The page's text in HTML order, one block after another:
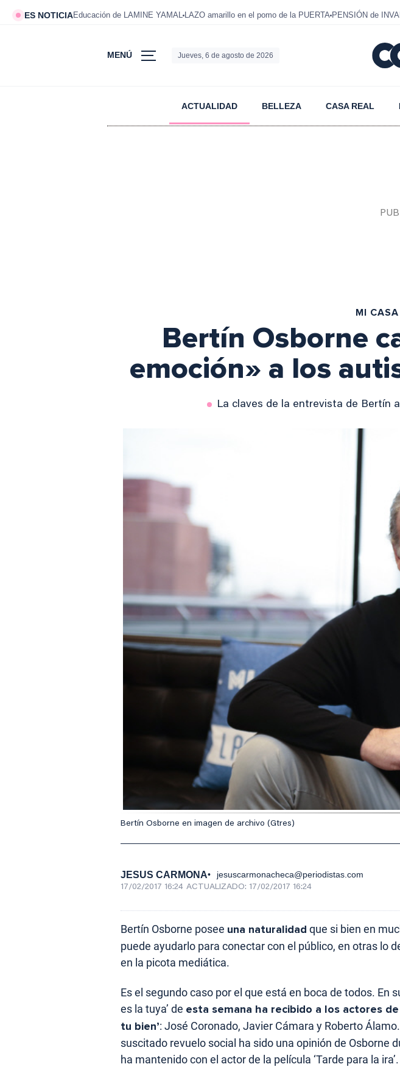
ES NOTICIAEducación de LAMINE YAMAL LAZO amarillo en el pomo de la PUERTA PENSIÓN de
MENÚ Jueves, 6 de agosto de 2026
ACTUALIDAD BELLEZA CASA REAL
MI
Bertín Osborne
emoción» a los
La claves de la entrevista de Bertín
Bertín Osborne en imagen de archivo (Gtres)
JESUS CARMONA jesuscarmonacheca@periodistas.com
17/02/2017 16:24 ACTUALIZADO: 17/02/2017 16:24
Bertín Osborne posee una naturalidad que si bien en
puede ayudarlo para conectar con el público, en otras lo
en la picota mediática.
Es el segundo caso por el que está en boca de todos. En
es la tuya’ de esta semana ha recibido a los actores de
tu bien’: José Coronado, Javier Cámara y Roberto
suscitado revuelo social ha sido una opinión de Osborne
ha mantenido con el actor de la película ‘Tarde para la ira’.